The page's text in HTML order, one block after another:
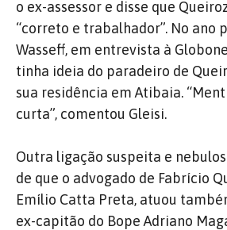
o ex-assessor e disse que
“correto e trabalhador”. No ano
Wasseff, em entrevista à
tinha ideia do paradeiro de
sua residência em Atibaia.
curta”, comentou Gleisi.
Outra ligação suspeita e
de que o advogado de Fabrício
Emílio Catta Preta, atuou
ex-capitão do Bope Adriano